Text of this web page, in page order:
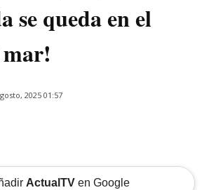
se queda en el
2025 01:57
ActualTVen Google